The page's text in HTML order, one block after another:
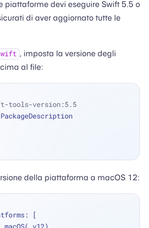
piattaforme devi eseguire Swift 5.5 o
di aver aggiornato tutte le
, imposta la versione degli
al file:
tools-version:5.5
PackageDescription
della piattaforma a macOS 12:
[